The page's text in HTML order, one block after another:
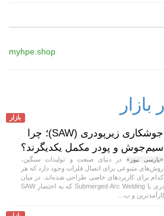
myhpe.shop
بازار
جوشکاری زیرپودری (SAW)؛ چرا
سیم‌جوش و پودر مکمل یکدیگرند؟
«پارسی نیوز» در دنیای صنعت و تولیدات سنگین،
روش‌های متنوعی برای اتصال فلزات وجود دارد که هر
کدام برای کاربردهای خاصی طراحی شده‌اند. در میان
این تکنولوژی‌ها، جوشکاری زیرپودری یا Submerged Arc Welding که به اختصار SAW
و ب...